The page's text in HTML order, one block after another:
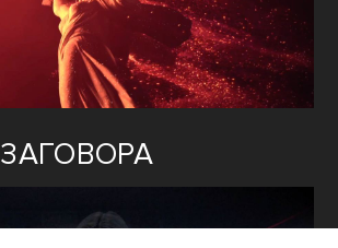
ЗАГОВОРА